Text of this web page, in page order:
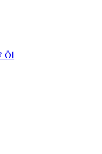
Öl